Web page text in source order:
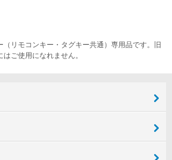
（リモコンキー・タグキー共通）専用品です。旧
ご使用になれません。